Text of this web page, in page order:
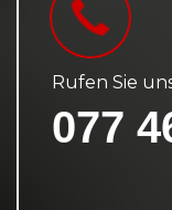
Rufen Sie
077